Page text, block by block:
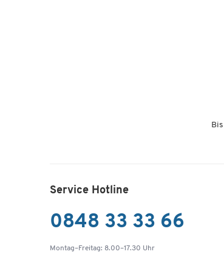
Service Hotline
0848 33 33 66
Montag–Freitag: 8.00–17.30 Uhr